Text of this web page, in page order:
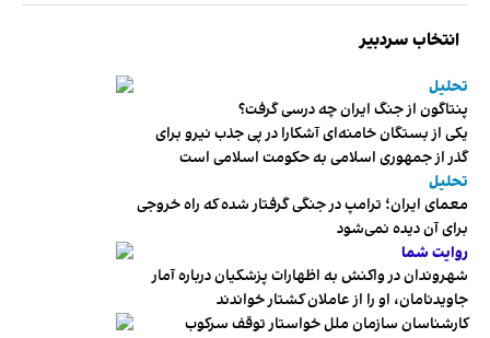
انتخاب سردبیر
تحلیل
پنتاگون از جنگ ایران چه درسی گرفت؟
یکی از بستگان خامنه‌ای آشکارا در پی جذب نیرو برای
گذر از جمهوری اسلامی به حکومت اسلامی است
تحلیل
معمای ایران؛ ترامپ در جنگی گرفتار شده که راه خروجی
برای آن دیده نمی‌شود
روایت شما
شهروندان در واکنش به اظهارات پزشکیان درباره آمار
جاویدنامان، او را از عاملان کشتار خواندند
کارشناسان سازمان ملل خواستار توقف سرکوب